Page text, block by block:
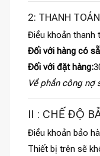
2: THANH TOÁN
Điều khoản thanh
Đối với hàng có
Đối với đặt hàng:
Về phần công nợ
II : CHẾ ĐỘ
Điều khoản bảo
Thiết bị trên sẽ